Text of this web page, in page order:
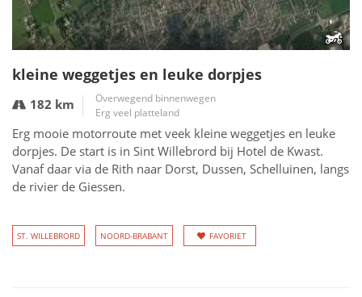
kleine weggetjes en leuke dorpjes
182 km
Overwegend binnenwegen
Erg veel platteland
Erg mooie motorroute met veek kleine weggetjes en leuke
dorpjes. De start is in Sint Willebrord bij Hotel de Kwast.
Vanaf daar via de Rith naar Dorst, Dussen, Schelluinen, langs
de rivier de Giessen.
ST. WILLEBRORD NOORD-BRABANT FAVORIET